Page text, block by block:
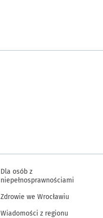
Dla osób z
niepełnosprawnościami
Zdrowie we Wrocławiu
Wiadomości z regionu